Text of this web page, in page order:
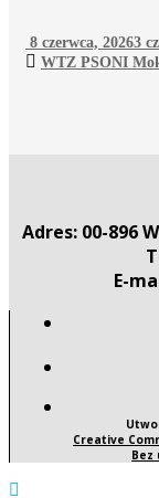
8 czerwca, 20263
WTZ PSONI
Adres: 00-896
E-
Creative
Bez